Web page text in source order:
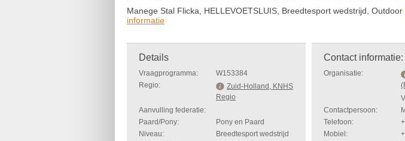
Manege Stal Flicka, HELLEVOETSLUIS, Breedtesport wedstrijd, Outdoor
informatie
Details
Vraagprogramma:
W153384
Regio:
Zuid-Holland, KNHS
Regio
Aanvulling federatie:
Paard/Pony:
Pony en Paard
Niveau:
Breedtesport wedstrijd
Contact informatie:
Organisatie:
Contactpersoon:
Telefoon:
Mobiel: